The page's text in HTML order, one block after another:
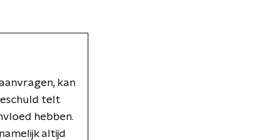
kan
telt
hebben.
altijd